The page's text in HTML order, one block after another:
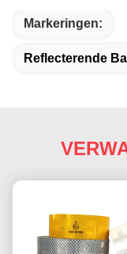
Markeringen:
Reflecterende